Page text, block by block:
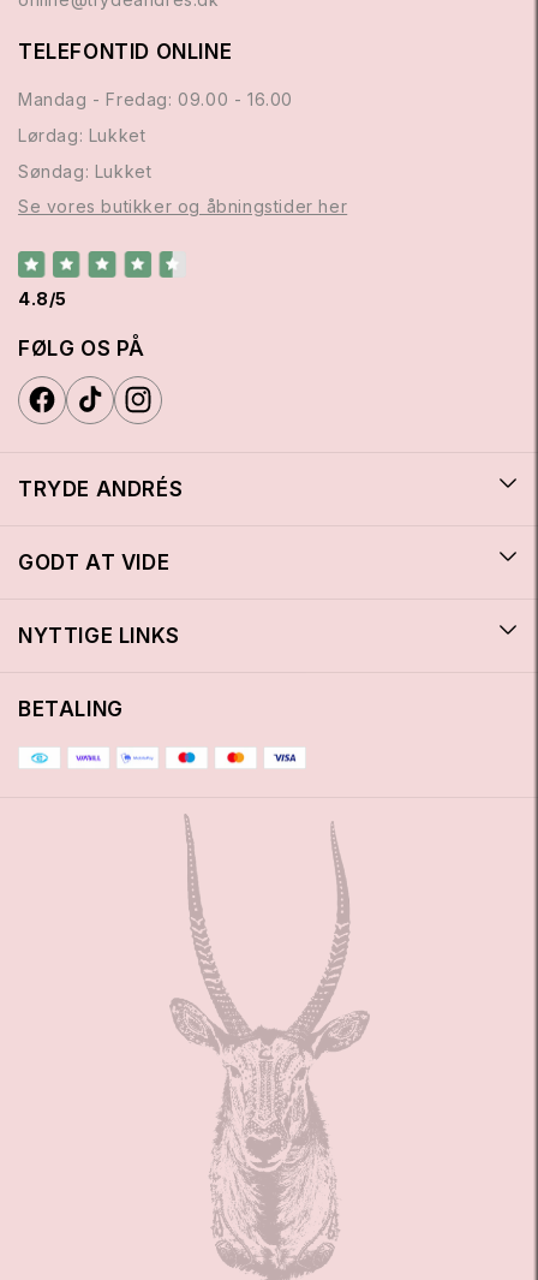
TELEFONTID ONLINE
Mandag - Fredag: 09.00 - 16.00
Lørdag: Lukket
Søndag: Lukket
Se vores butikker og åbningstider her
4.8/5
FØLG OS PÅ
TRYDE ANDRÉS
GODT AT VIDE
NYTTIGE LINKS
BETALING